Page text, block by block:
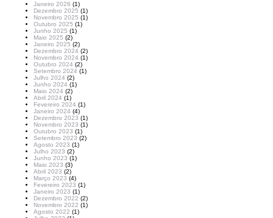
Janeiro 2026 (1)
Dezembro 2025 (1)
Novembro 2025 (1)
Outubro 2025 (1)
Junho 2025 (1)
Maio 2025 (2)
Janeiro 2025 (2)
Dezembro 2024 (2)
Novembro 2024 (1)
Outubro 2024 (2)
Setembro 2024 (1)
Julho 2024 (2)
Junho 2024 (1)
Maio 2024 (2)
Abril 2024 (1)
Fevereiro 2024 (1)
Janeiro 2024 (4)
Dezembro 2023 (1)
Novembro 2023 (1)
Outubro 2023 (1)
Setembro 2023 (2)
Agosto 2023 (1)
Julho 2023 (2)
Junho 2023 (1)
Maio 2023 (3)
Abril 2023 (2)
Março 2023 (4)
Fevereiro 2023 (1)
Janeiro 2023 (1)
Dezembro 2022 (2)
Novembro 2022 (1)
Agosto 2022 (1)